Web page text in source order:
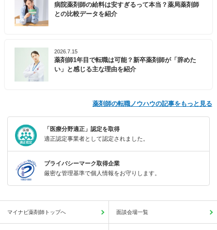
病院薬剤師の給料は安すぎるって本当？薬局薬剤師
との比較データを紹介
2026.7.15
薬剤師1年目で転職は可能？新卒薬剤師が「辞めた
い」と感じる主な理由を紹介
薬剤師の転職ノウハウの記事をもっと見る
「医療分野適正」認定を取得
適正認定事業者として認定されました。
プライバシーマーク取得企業
厳密な管理基準で個人情報をお守りします。
マイナビ薬剤師トップへ 面談会場一覧